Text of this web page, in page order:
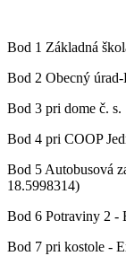
Bod 1 Základná
Bod 2 Obecný
Bod 3 pri dome č.
Bod 4 pri COOP
Bod 5 Autobusová
18.5998314)
Bod 6 Potraviny 2 -
Bod 7 pri kostole -